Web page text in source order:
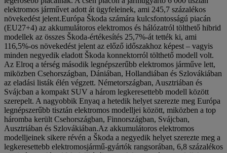
elektromos járművet adott át ügyfeleinek, ami 245,7 százalékos
növekedést jelent.Európa Škoda számára kulcsfontosságú piacán
(EU27+4) az akkumulátoros elektromos és hálózatról tölthető hibrid
modellek az összes Škoda-értékesítés 25,7%-át tették ki, ami
116,5%-os növekedést jelent az előző időszakhoz képest – vagyis
minden negyedik eladott Škoda konnektorról tölthető modell volt.
Az Elroq a térség második legnépszerűbb elektromos járműve lett,
miközben Csehországban, Dániában, Hollandiában és Szlovákiában
az eladási listák élén végzett. Németországban, Ausztriában és
Svájcban a kompakt SUV a három legkeresettebb modell között
szerepelt. A nagyobbik Enyaq a hetedik helyet szerezte meg Európa
legnépszerűbb tisztán elektromos modelljei között, miközben a top
háromba került Csehországban, Finnországban, Svájcban,
Ausztriában és Szlovákiában.Az akkumulátoros elektromos
modelljeinek sikere révén a Škoda a negyedik helyet szerezte meg a
legkeresettebb elektromosjármű-gyártók rangsorában, 6,8 százalékos